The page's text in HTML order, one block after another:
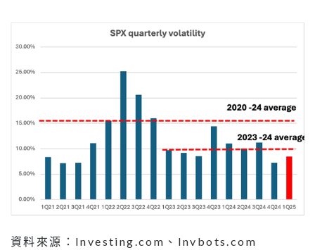
資料來源：Investing.com、Invbots.com